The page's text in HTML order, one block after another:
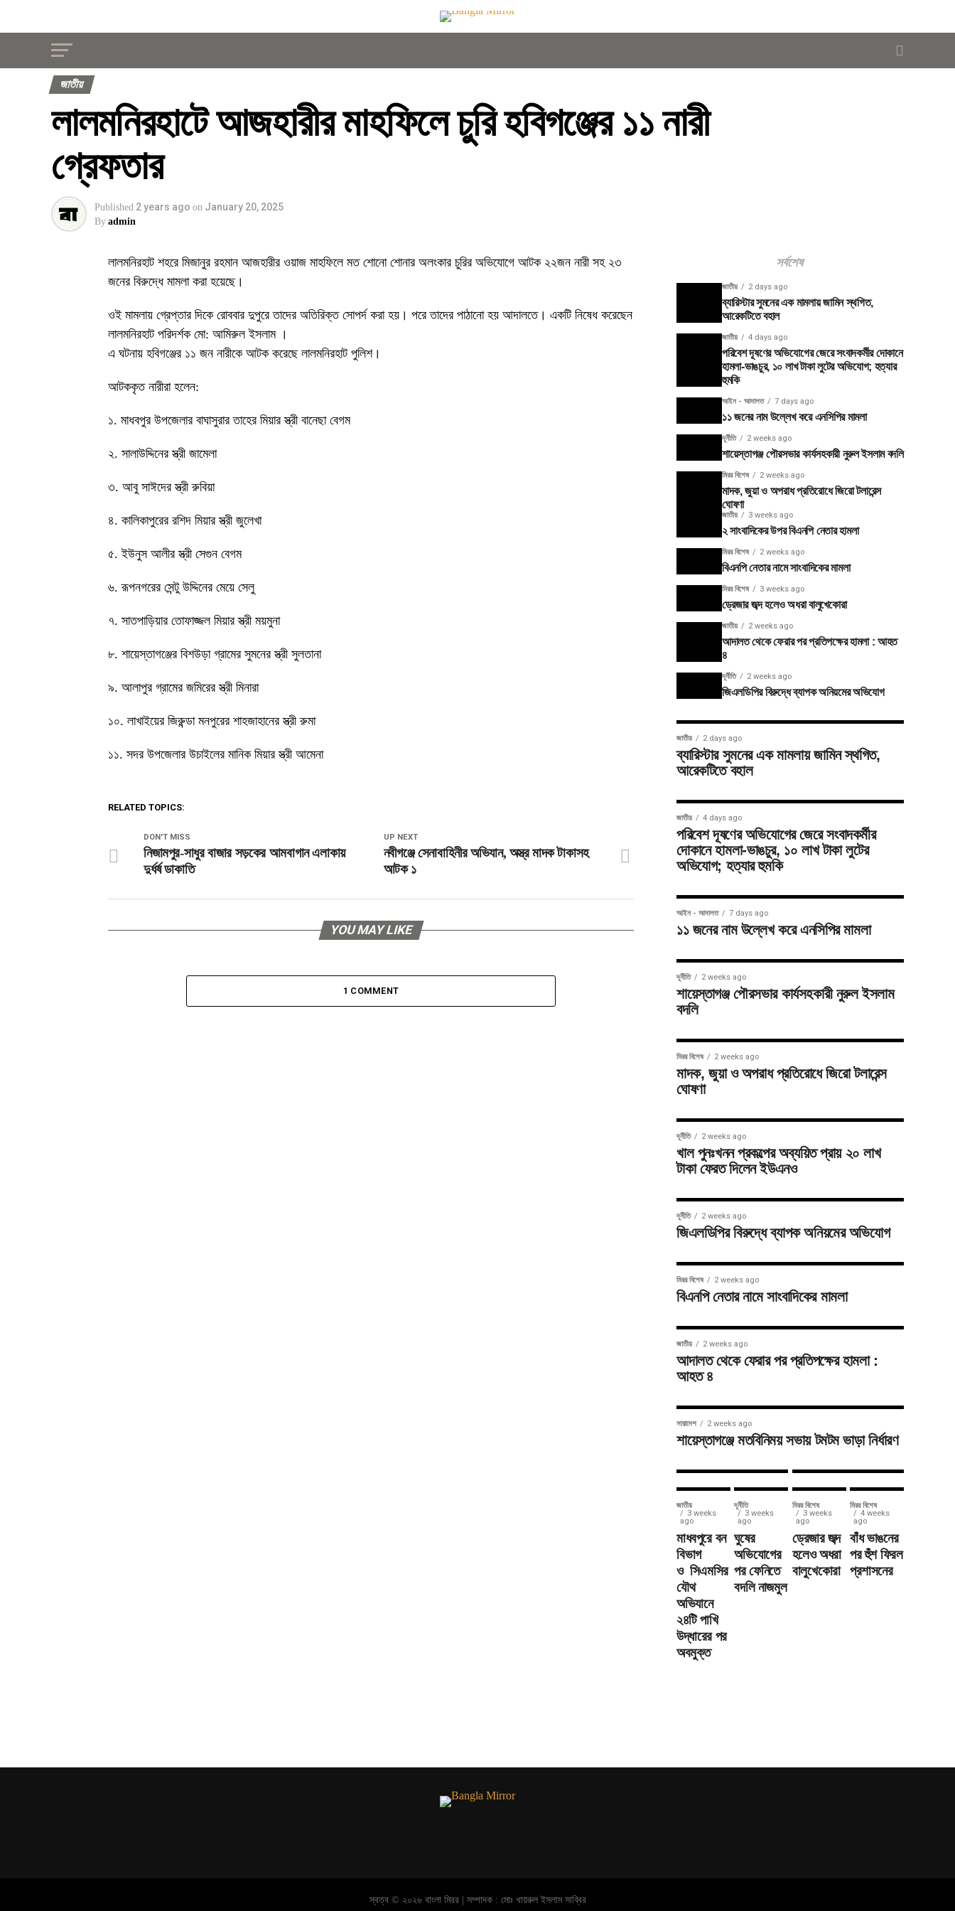
জাতীয়
লালমনিরহাটে আজহারীর মাহফিলে চুরি হবিগঞ্জের ১১ নারী
গ্রেফতার
Published 2 years ago on January 20, 2025
By admin
লালমনিরহাট শহরে মিজানুর রহমান আজহারীর ওয়াজ মাহফিলে মত শোনো শোনার অলংকার চুরির অভিযোগে আটক ২২জন নারী সহ ২৩
জনের বিরুদ্ধে মামলা করা হয়েছে।
ওই মামলায় গ্রেপ্তার দিকে রোববার দুপুরে তাদের অতিরিক্ত সোপর্দ করা হয়। পরে তাদের পাঠানো হয় আদালতে। একটি নিষেধ করেছেন
লালমনিরহাট পরিদর্শক মো: আমিরুল ইসলাম ।
এ ঘটনায় হবিগঞ্জের ১১ জন নারীকে আটক করেছে লালমনিরহাট পুলিশ।
আটককৃত নারীরা হলেন:
১. মাধবপুর উপজেলার বাঘাসুরার তাহের মিয়ার স্ত্রী বানেছা বেগম
২. সালাউদ্দিনের স্ত্রী জামেলা
৩. আবু সাঈদের স্ত্রী রুবিয়া
৪. কালিকাপুরের রশিদ মিয়ার স্ত্রী জুলেখা
৫. ইউনুস আলীর স্ত্রী সেগুন বেগম
৬. রূপনগরের সেন্টু উদ্দিনের মেয়ে সেলু
৭. সাতপাড়িয়ার তোফাজ্জল মিয়ার স্ত্রী ময়মুনা
৮. শায়েস্তাগঞ্জের বিশউড়া গ্রামের সুমনের স্ত্রী সুলতানা
৯. আলাপুর গ্রামের জমিরের স্ত্রী মিনারা
১০. লাখাইয়ের জিরুন্ডা মনপুরের শাহজাহানের স্ত্রী রুমা
১১. সদর উপজেলার উচাইলের মানিক মিয়ার স্ত্রী আমেনা
RELATED TOPICS:
UP NEXT
নবীগঞ্জে সেনাবাহিনীর অভিযান, অস্ত্র মাদক টাকাসহ
আটক ১
DON'T MISS
নিজামপুর-সাধুর বাজার সড়কের আমবাগান এলাকায়
দুর্ধর্ষ ডাকাতি
YOU MAY LIKE
1 COMMENT
সর্বশেষ
জাতীয় 2 days ago
ব্যারিস্টার সুমনের এক মামলায় জামিন স্থগিত,
আরেকটিতে বহাল
জাতীয় 4 days ago
পরিবেশ দূষণের অভিযোগের জেরে সংবাদকর্মীর দোকানে
হামলা-ভাঙচুর, ১০ লাখ টাকা লুটের অভিযোগ; হত্যার
হুমকি
আইন - আদালত 7 days ago
১১ জনের নাম উল্লেখ করে এনসিপির মামলা
দূর্নীতি 2 weeks ago
শায়েস্তাগঞ্জ পৌরসভার কার্যসহকারী নুরুল ইসলাম বদলি
মিরর বিশেষ 2 weeks ago
মাদক, জুয়া ও অপরাধ প্রতিরোধে জিরো টলারেন্স
ঘোষণা
জাতীয় 3 weeks ago
২ সাংবাদিকের উপর বিএনপি নেতার হামলা
মিরর বিশেষ 2 weeks ago
বিএনপি নেতার নামে সাংবাদিকের মামলা
মিরর বিশেষ 3 weeks ago
ড্রেজার জব্দ হলেও অধরা বালুখেকোরা
জাতীয় 2 weeks ago
আদালত থেকে ফেরার পর প্রতিপক্ষের হামলা : আহত
৪
দূর্নীতি 2 weeks ago
জিএলডিপির বিরুদ্ধে ব্যাপক অনিয়মের অভিযোগ
জাতীয় 2 days ago
ব্যারিস্টার সুমনের এক মামলায় জামিন স্থগিত,
আরেকটিতে বহাল
জাতীয় 4 days ago
পরিবেশ দূষণের অভিযোগের জেরে সংবাদকর্মীর
দোকানে হামলা-ভাঙচুর, ১০ লাখ টাকা লুটের
অভিযোগ; হত্যার হুমকি
আইন - আদালত 7 days ago
১১ জনের নাম উল্লেখ করে এনসিপির মামলা
দূর্নীতি 2 weeks ago
শায়েস্তাগঞ্জ পৌরসভার কার্যসহকারী নুরুল ইসলাম
বদলি
মিরর বিশেষ 2 weeks ago
মাদক, জুয়া ও অপরাধ প্রতিরোধে জিরো টলারেন্স
ঘোষণা
দূর্নীতি 2 weeks ago
খাল পুনঃখনন প্রকল্পের অব্যয়িত প্রায় ২০ লাখ
টাকা ফেরত দিলেন ইউএনও
দূর্নীতি 2 weeks ago
জিএলডিপির বিরুদ্ধে ব্যাপক অনিয়মের অভিযোগ
মিরর বিশেষ 2 weeks ago
বিএনপি নেতার নামে সাংবাদিকের মামলা
জাতীয় 2 weeks ago
আদালত থেকে ফেরার পর প্রতিপক্ষের হামলা :
আহত ৪
সারাদেশ 2 weeks ago
শায়েস্তাগঞ্জে মতবিনিময় সভায় টমটম ভাড়া নির্ধারণ
সাতছড়িতে
সড়ক ধসে
বালুভর্তি
ট্রাক খাদে,
যান চলাচল
বন্ধ
২
সাংবাদিকের
বিএনপি
হামলা
জাতীয়
3 weeks
ago
মাধবপুরে বন
বিভাগ
ও সিএমসির
যৌথ
অভিযানে
২৪টি পাখি
উদ্ধারের পর
অবমুক্ত
দূর্নীতি
3 weeks
ago
ঘুষের
অভিযোগের
পর ফেনিতে
বদলি নাজমুল
মিরর বিশেষ
3 weeks
ago
ড্রেজার জব্দ
হলেও অধরা
বালুখেকোরা
মিরর বিশেষ
4 weeks
ago
বাঁধ ভাঙনের
পর হুঁশ ফিরল
প্রশাসনের
স্বত্ব © ২০২৬ বাংলা মিরর | সম্পাদক : মোঃ খায়রুল ইসলাম সাব্বির